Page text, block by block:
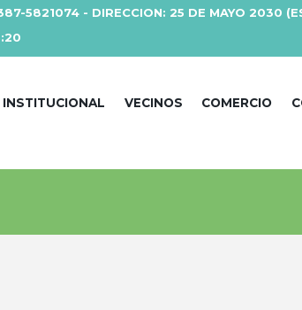
5821074 - DIRECCION: 25 DE MAYO 2030
INSTITUCIONAL VECINOS COMERCIO